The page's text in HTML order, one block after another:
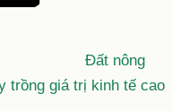
Đất nông
trồng giá trị kinh tế cao